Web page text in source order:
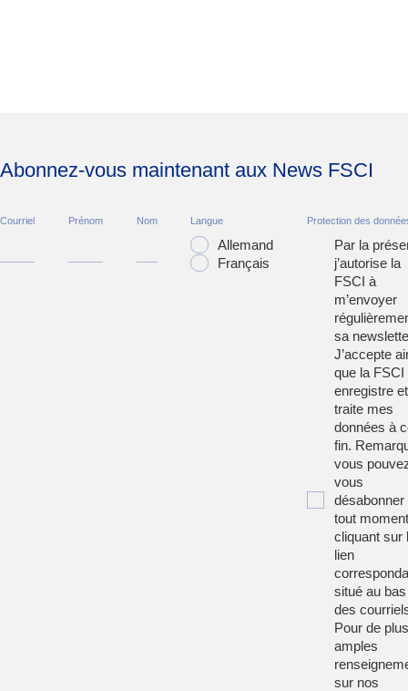
Abonnez-vous maintenant aux News FSCI
Courriel Prénom Nom Langue
Allemand
Français
Protection des
Par la
j’autorise la
FSCI à
m’envoyer
sa
J’accepte
que la FSCI
enregistre et
traite mes
données à
fin.
vous
vous
désabonner
tout
cliquant sur
lien
situé au bas
des
Pour de plus
amples
sur nos